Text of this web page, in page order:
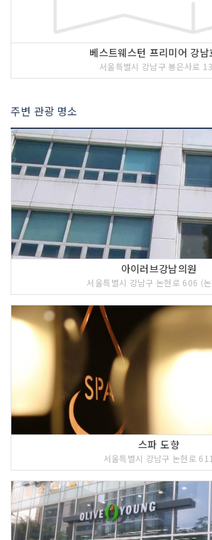
베스트웨스턴 프리미어 강남
서울특별시 강남구 봉은사로
주변 관광 명소
아이러브강남의원
서울특별시 강남구 논현로 606 (
스파 도향
서울특별시 강남구 논현로